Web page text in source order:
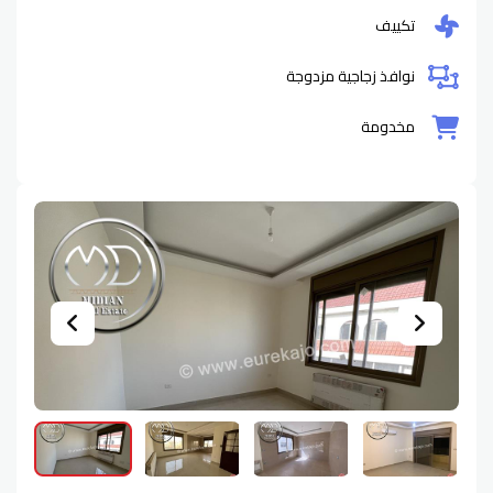
تكييف
نوافذ زجاجية مزدوجة
مخدومة